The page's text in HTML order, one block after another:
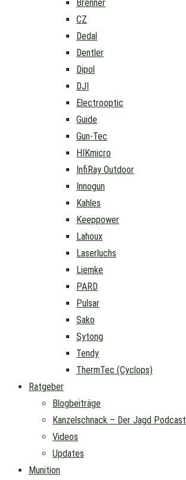
Brenner
CZ
Dedal
Dentler
Dipol
DJI
Electrooptic
Guide
Gun-Tec
HIKmicro
InfiRay Outdoor
Innogun
Kahles
Keeppower
Lahoux
Laserluchs
Liemke
PARD
Pulsar
Sako
Sytong
Tendy
ThermTec (Cyclops)
Ratgeber
Blogbeiträge
Kanzelschnack – Der Jagd Podcast
Videos
Updates
Munition